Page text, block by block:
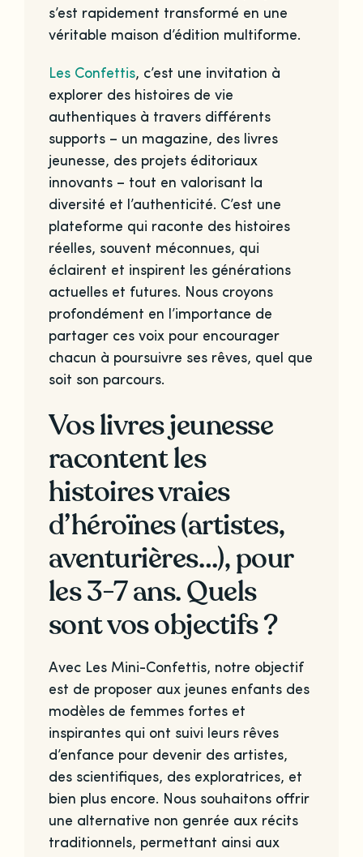
s’est rapidement transformé en une
véritable maison d’édition multiforme.
Les Confettis, c’est une invitation à
explorer des histoires de vie
authentiques à travers différents
supports – un magazine, des livres
jeunesse, des projets éditoriaux
innovants – tout en valorisant la
diversité et l’authenticité. C’est une
plateforme qui raconte des histoires
réelles, souvent méconnues, qui
éclairent et inspirent les générations
actuelles et futures. Nous croyons
profondément en l’importance de
partager ces voix pour encourager
chacun à poursuivre ses rêves, quel que
soit son parcours.
Vos livres jeunesse
racontent les
histoires vraies
d’héroïnes (artistes,
aventurières…), pour
les 3-7 ans. Quels
sont vos objectifs ?
Avec Les Mini-Confettis, notre objectif
est de proposer aux jeunes enfants des
modèles de femmes fortes et
inspirantes qui ont suivi leurs rêves
d’enfance pour devenir des artistes,
des scientifiques, des exploratrices, et
bien plus encore. Nous souhaitons offrir
une alternative non genrée aux récits
traditionnels, permettant ainsi aux